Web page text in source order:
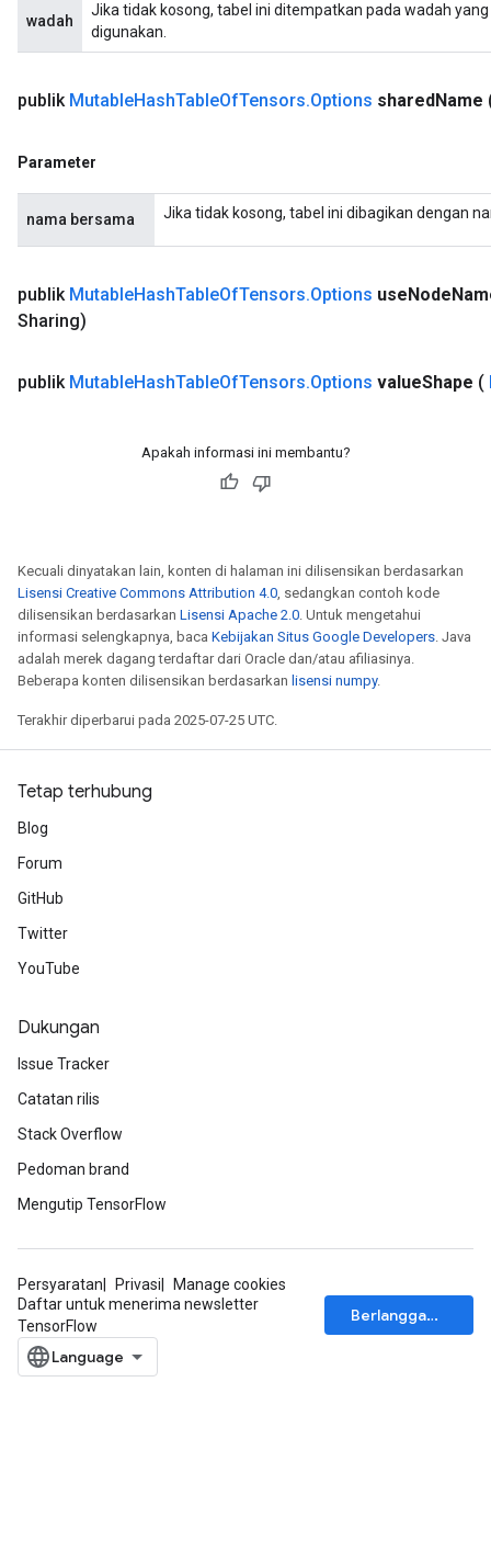
wadah
Jika tidak kosong, tabel ini ditempatkan pada wadah
digunakan.
publik MutableHashTableOfTensors.Options sharedName
Parameter
nama bersama Jika tidak kosong, tabel ini dibagikan dengan
publik MutableHashTableOfTensors.Options useNode
Sharing)
publik MutableHashTableOfTensors.Options valueShape (
Apakah informasi ini membantu?
Kecuali dinyatakan lain, konten di halaman ini dilisensikan berdasarkan
Lisensi Creative Commons Attribution 4.0, sedangkan contoh kode
dilisensikan berdasarkan Lisensi Apache 2.0. Untuk mengetahui
informasi selengkapnya, baca Kebijakan Situs Google Developers. Java
adalah merek dagang terdaftar dari Oracle dan/atau afiliasinya.
Beberapa konten dilisensikan berdasarkan lisensi numpy.
Terakhir diperbarui pada 2025-07-25 UTC.
Tetap terhubung
Blog
Forum
GitHub
Twitter
YouTube
Dukungan
Issue Tracker
Catatan rilis
Stack Overflow
Pedoman brand
Mengutip TensorFlow
Persyaratan Privasi
Manage cookies
Daftar untuk menerima newsletter
TensorFlow
Berlangganan